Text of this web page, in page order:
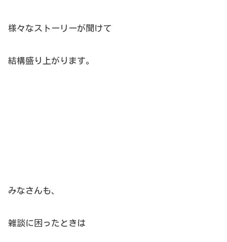
様々なストーリーが聞けて
結構盛り上がります。
みなさんも、
雑談に困ったときは